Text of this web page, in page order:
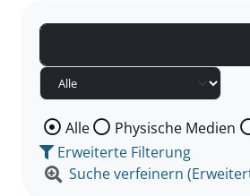
Wählen Sie die Medienart
Alle Physische Medien
Erweiterte Filterung
Suche verfeinern